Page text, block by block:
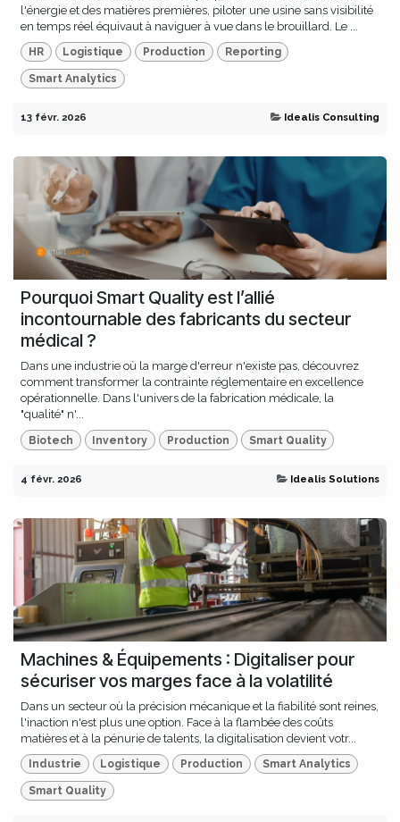
l'énergie et des matières premières, piloter une usine sans visibilité
en temps réel équivaut à naviguer à vue dans le brouillard. Le ...
HR Logistique Production Reporting
Smart Analytics
13 févr. 2026 Idealis Consulting
Pourquoi Smart Quality est l’allié
incontournable des fabricants du secteur
médical ?
Dans une industrie où la marge d'erreur n'existe pas, découvrez
comment transformer la contrainte réglementaire en excellence
opérationnelle. Dans l'univers de la fabrication médicale, la
"qualité" n'...
Biotech Inventory Production Smart Quality
4 févr. 2026 Idealis Solutions
Machines & Équipements : Digitaliser pour
sécuriser vos marges face à la volatilité
Dans un secteur où la précision mécanique et la fiabilité sont reines,
l'inaction n'est plus une option. Face à la flambée des coûts
matières et à la pénurie de talents, la digitalisation devient votr...
Industrie Logistique Production Smart Analytics
Smart Quality